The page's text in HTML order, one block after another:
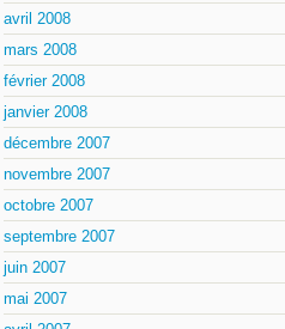
avril 2008
mars 2008
février 2008
janvier 2008
décembre 2007
novembre 2007
octobre 2007
septembre 2007
juin 2007
mai 2007